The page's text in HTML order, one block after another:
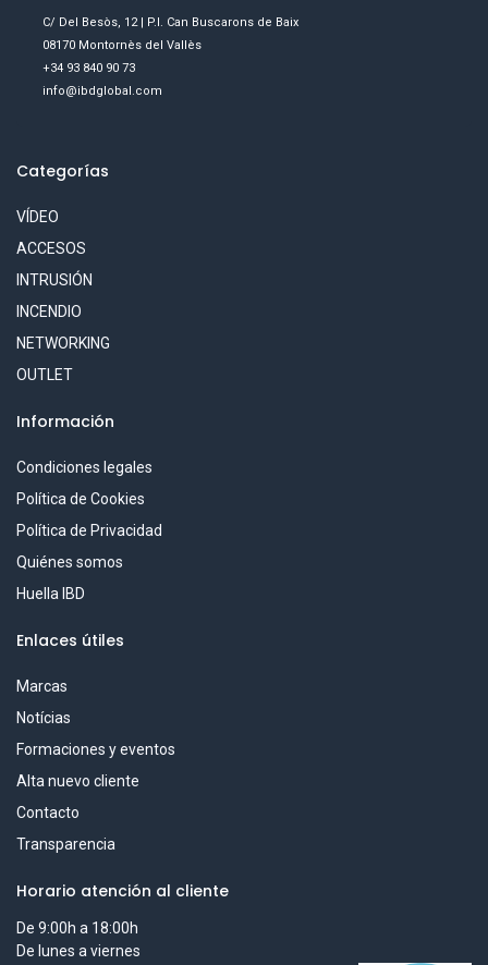
C/ Del Besòs, 12 | P.I. Can Buscarons de Baix
08170 Montornès del Vallès
+34 93 840 90 73
info@ibdglobal.com
Categorías
VÍDEO
ACCESOS
INTRUSIÓN
INCENDIO
NETWORKING
OUTLET
Información
Condiciones legales
Política de Cookies
Política de Privacidad
Quiénes somos
Huella IBD
Enlaces útiles
Marcas
Notícias
Formaciones y eventos
Alta nuevo cliente
Contacto
Transparencia
Horario atención al cliente
De 9:00h a 18:00h
De lunes a viernes